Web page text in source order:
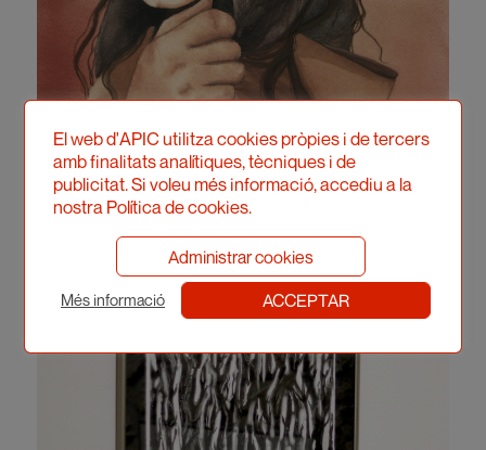
El web d'APIC utilitza cookies pròpies i de tercers
amb finalitats analítiques, tècniques i de
publicitat. Si voleu més informació, accediu a la
nostra Política de cookies.
Administrar cookies
Més informació ACCEPTAR